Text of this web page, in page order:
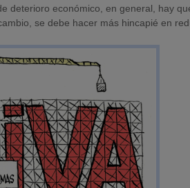
deterioro económico, en general, hay
se debe hacer más hincapié en